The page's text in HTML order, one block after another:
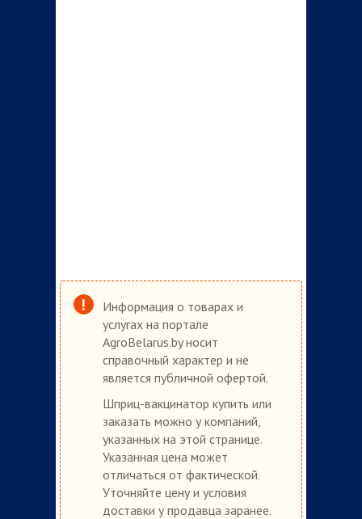
Информация о товарах и
услугах на портале
AgroBelarus.by носит
справочный характер и не
является публичной офертой.
Шприц-вакцинатор купить или
заказать можно у компаний,
указанных на этой странице.
Указанная цена может
отличаться от фактической.
Уточняйте цену и условия
доставки у продавца заранее.